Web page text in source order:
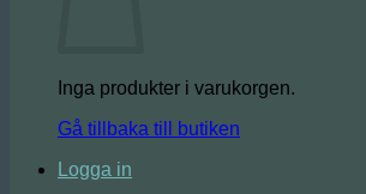
Inga produkter i varukorgen.
Gå tillbaka till butiken
Logga in